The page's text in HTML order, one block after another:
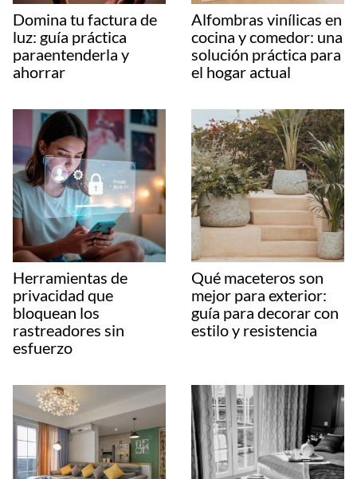
Domina tu factura de
luz: guía práctica
paraentenderla y
ahorrar
Alfombras vinílicas en
cocina y comedor: una
solución práctica para
el hogar actual
Herramientas de
privacidad que
bloquean los
rastreadores sin
esfuerzo
Qué maceteros son
mejor para exterior:
guía para decorar con
estilo y resistencia